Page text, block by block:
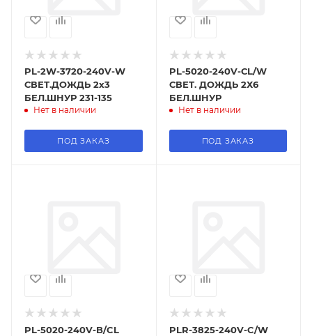
PL-2W-3720-240V-W
СВЕТ.ДОЖДЬ 2х3
БЕЛ.ШНУР 231-135
Нет в наличии
ПОД ЗАКАЗ
PL-5020-240V-СL/W
СВЕТ. ДОЖДЬ 2Х6
БЕЛ.ШНУР
Нет в наличии
ПОД ЗАКАЗ
PL-5020-240V-B/CL
PLR-3825-240V-C/W